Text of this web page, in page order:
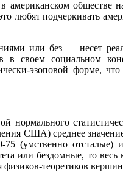
обществе
любят подчеркивать
или без — несет
в своем социальном
эзоповой форме,
США) среднее
(умственно
или бездомные, то
теоретиков